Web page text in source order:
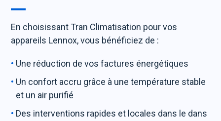
En choisissant Tran Climatisation pour vos
appareils Lennox, vous bénéficiez de :
Une réduction de vos factures énergétiques
Un confort accru grâce à une température stable
et un air purifié
Des interventions rapides et locales dans le dans